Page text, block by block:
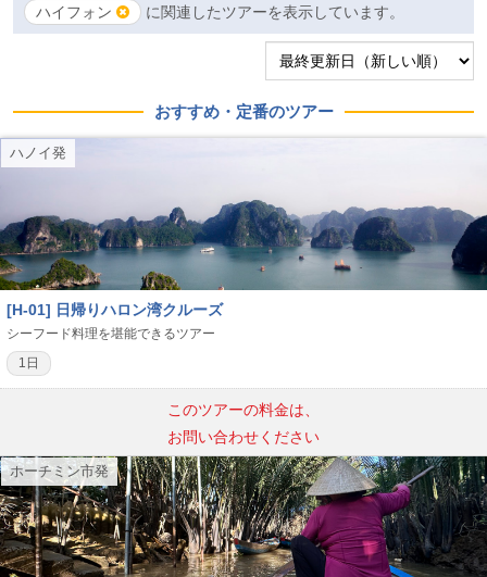
ハイフォン に関連したツアーを表示しています。
おすすめ・定番のツアー
ハノイ発
[H-01] 日帰りハロン湾クルーズ
シーフード料理を堪能できるツアー
1日
このツアーの料金は、
お問い合わせください
ホーチミン市発